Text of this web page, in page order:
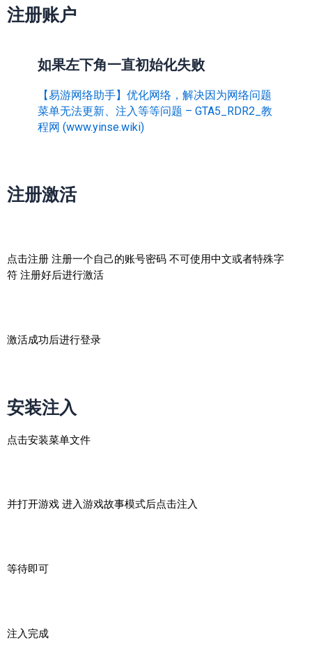
注册账户
如果左下角一直初始化失败
【易游网络助手】优化网络，解决因为网络问题
菜单无法更新、注入等等问题 – GTA5_RDR2_教
程网 (www.yinse.wiki)
注册激活
点击注册 注册一个自己的账号密码 不可使用中文或者特殊字
符 注册好后进行激活
激活成功后进行登录
安装注入
点击安装菜单文件
并打开游戏 进入游戏故事模式后点击注入
等待即可
注入完成